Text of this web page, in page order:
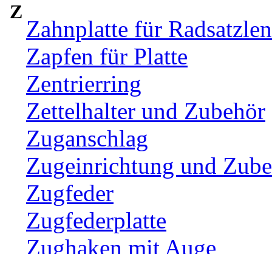
Z
Zahnplatte für
Zapfen für Platte
Zentrierring
Zettelhalter und Zubehör
Zuganschlag
Zugeinrichtung und
Zugfeder
Zugfederplatte
Zughaken mit Auge